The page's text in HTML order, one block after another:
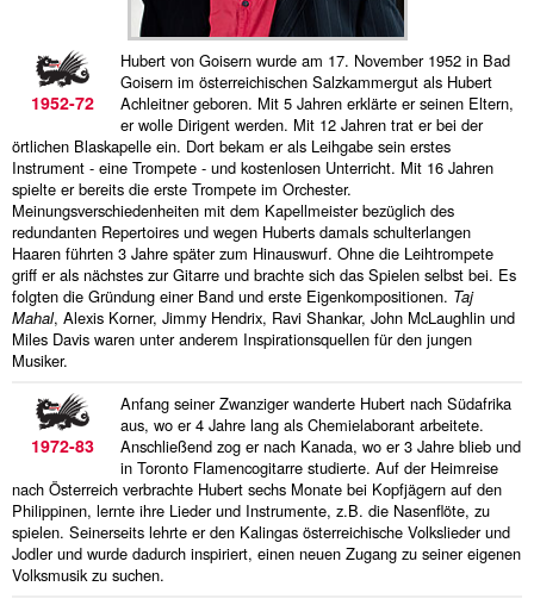
projekte
diskografie
liedtexte
film
HvG
kulturpreis
biografie
huberts
schreibtisch
ETC.
1952-72
Hubert von Goisern wurde am 17. November 1952 in Bad
Goisern im österreichischen Salzkammergut als Hubert
Achleitner geboren. Mit 5 Jahren erklärte er seinen Eltern,
er wolle Dirigent werden. Mit 12 Jahren trat er bei der
örtlichen Blaskapelle ein. Dort bekam er als Leihgabe sein erstes
Instrument - eine Trompete - und kostenlosen Unterricht. Mit 16 Jahren
spielte er bereits die erste Trompete im Orchester.
Meinungsverschiedenheiten mit dem Kapellmeister bezüglich des
redundanten Repertoires und wegen Huberts damals schulterlangen
Haaren führten 3 Jahre später zum Hinauswurf. Ohne die Leihtrompete
griff er als nächstes zur Gitarre und brachte sich das Spielen selbst bei. Es
folgten die Gründung einer Band und erste Eigenkompositionen. Taj
Mahal, Alexis Korner, Jimmy Hendrix, Ravi Shankar, John McLaughlin und
Miles Davis waren unter anderem Inspirationsquellen für den jungen
Musiker.
1972-83
Anfang seiner Zwanziger wanderte Hubert nach Südafrika
aus, wo er 4 Jahre lang als Chemielaborant arbeitete.
Anschließend zog er nach Kanada, wo er 3 Jahre blieb und
in Toronto Flamencogitarre studierte. Auf der Heimreise
nach Österreich verbrachte Hubert sechs Monate bei Kopfjägern auf den
Philippinen, lernte ihre Lieder und Instrumente, z.B. die Nasenflöte, zu
spielen. Seinerseits lehrte er den Kalingas österreichische Volkslieder und
Jodler und wurde dadurch inspiriert, einen neuen Zugang zu seiner eigenen
Volksmusik zu suchen.